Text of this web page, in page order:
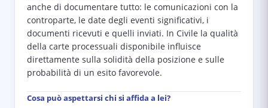
anche di documentare tutto: le comunicazioni con la
controparte, le date degli eventi significativi, i
documenti ricevuti e quelli inviati. In Civile la qualità
della carte processuali disponibile influisce
direttamente sulla solidità della posizione e sulle
probabilità di un esito favorevole.
Cosa può aspettarsi chi si affida a lei?